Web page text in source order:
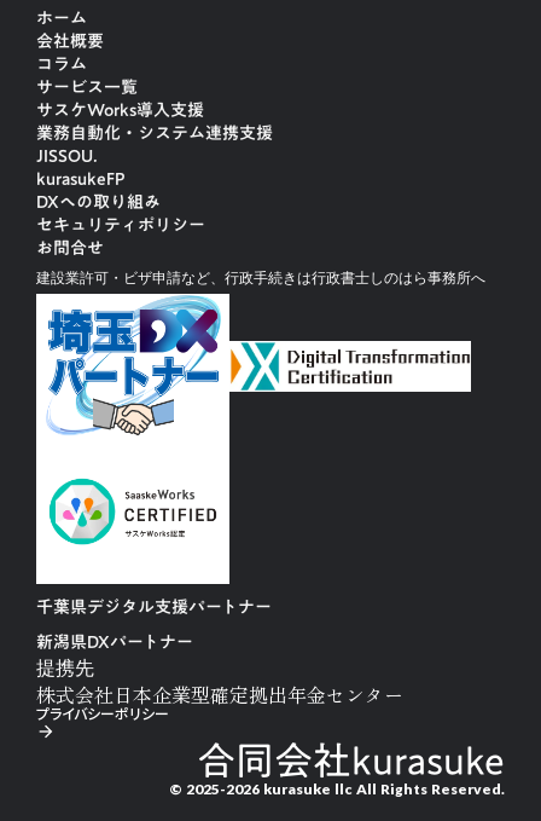
ホーム
会社概要
コラム
サービス一覧
サスケWorks導入支援
業務自動化・システム連携支援
JISSOU.
kurasukeFP
DXへの取り組み
セキュリティポリシー
お問合せ
建設業許可・ビザ申請など、行政手続きは行政書士しのはら事務所へ
千葉県デジタル支援パートナー
新潟県DXパートナー
提携先
株式会社日本企業型確定拠出年金センター
合同会社kurasuke
© 2025-2026 kurasuke llc All Rights Reserved.
プライバシーポリシー
arrow_forward